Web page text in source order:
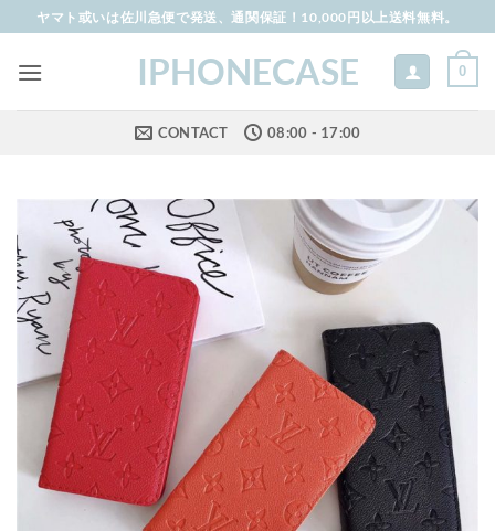
to
content
ヤマト或いは佐川急便で発送、通関保証！10,000円以上送料無料。
IPHONECASE 0
CONTACT 08:00 - 17:00